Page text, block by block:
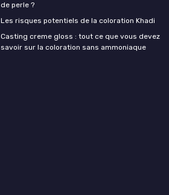
de perle ?
Les risques potentiels de la coloration Khadi
Casting creme gloss : tout ce que vous devez
savoir sur la coloration sans ammoniaque